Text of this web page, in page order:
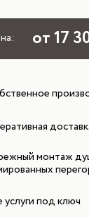
от 17
монтаж
услуги под ключ